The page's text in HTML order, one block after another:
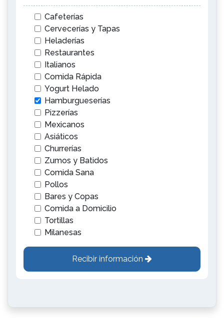
Cafeterías
Cervecerías y Tapas
Heladerías
Restaurantes
Italianos
Comida Rápida
Yogurt Helado
Hamburgueserías
Pizzerías
Mexicanos
Asiáticos
Churrerías
Zumos y Batidos
Comida Sana
Pollos
Bares y Copas
Comida a Domicilio
Tortillas
Milanesas
Recibir información